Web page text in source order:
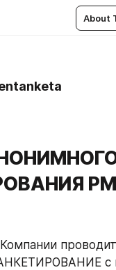
About
с